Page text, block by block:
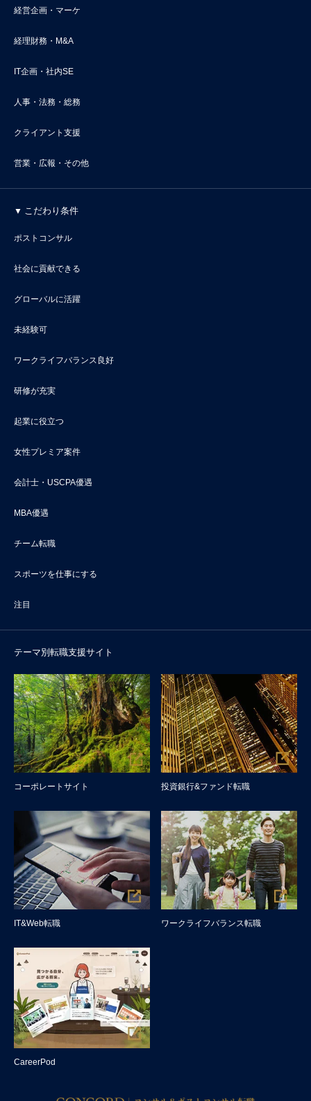
経営企画・マーケ
経理財務・M&A
IT企画・社内SE
人事・法務・総務
クライアント支援
営業・広報・その他
こだわり条件
ポストコンサル
社会に貢献できる
グローバルに活躍
未経験可
ワークライフバランス良好
研修が充実
起業に役立つ
女性プレミア案件
会計士・USCPA優遇
MBA優遇
チーム転職
スポーツを仕事にする
注目
テーマ別転職支援サイト
コーポレートサイト 投資銀行&ファンド転職
IT&Web転職 ワークライフバランス転職
CareerPod